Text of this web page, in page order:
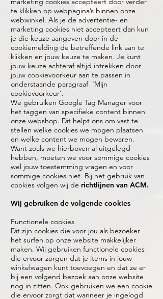
te klikken op webpagina’s binnen onze
webwinkel. Als je de advertentie- en
marketing cookies niet accepteert dan kun
je die keuze aangeven door in de
cookiemelding de betreffende link aan te
klikken en jouw keuze te maken. Je kunt
jouw keuze achteraf altijd intrekken door
jouw cookievoorkeur aan te passen in
onderstaande paragraaf ‘Mijn
cookievoorkeur’.
We gebruiken Google Tag Manager voor
het taggen van specifieke content binnen
onze webshop. Dit helpt ons om vast te
stellen welke cookies we mogen plaatsen
en welke content we mogen bewaren.
Want zoals we hierboven al uitgelegd
hebben, moeten we voor sommige cookies
wel jouw toestemming vragen en voor
sommige cookies niet. Bij het gebruik van
cookies volgen wij de richtlijnen van ACM.
Wij gebruiken de volgende cookies
Functionele cookies
Dit zijn cookies die voor jou als bezoeker
het surfen op onze website makkelijker
maken. Wij gebruiken functionele cookies
die ervoor zorgen dat je items in jouw
winkelwagen kunt toevoegen en dat ze er
bij een volgend bezoek aan onze website
nog in zitten. Ook gebruiken we een cookie
die ervoor zorgt dat wanneer je ingelogd